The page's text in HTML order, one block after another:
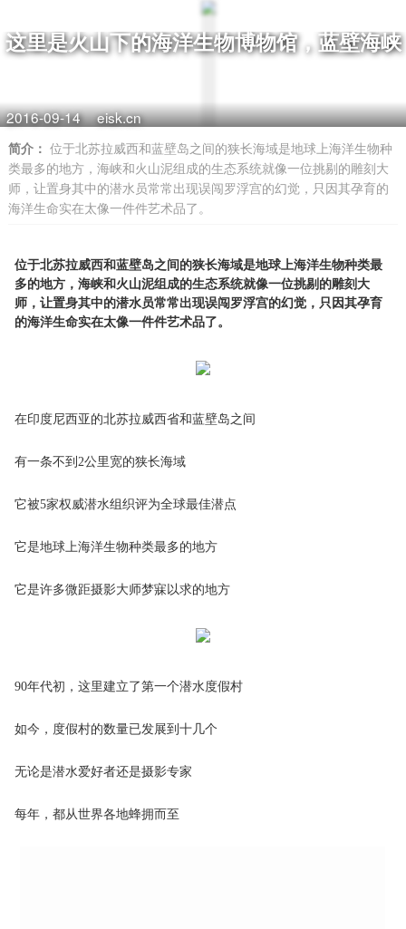
这里是火山下的海洋生物博物馆，蓝壁海峡
2016-09-14 eisk.cn
简介： 位于北苏拉威西和蓝壁岛之间的狭长海域是地球上海洋生物种
类最多的地方，海峡和火山泥组成的生态系统就像一位挑剔的雕刻大
师，让置身其中的潜水员常常出现误闯罗浮宫的幻觉，只因其孕育的
海洋生命实在太像一件件艺术品了。
位于北苏拉威西和蓝壁岛之间的狭长海域是地球上海洋生物种类最
多的地方，海峡和火山泥组成的生态系统就像一位挑剔的雕刻大
师，让置身其中的潜水员常常出现误闯罗浮宫的幻觉，只因其孕育
的海洋生命实在太像一件件艺术品了。
在印度尼西亚的北苏拉威西省和蓝壁岛之间
有一条不到2公里宽的狭长海域
它被5家权威潜水组织评为全球最佳潜点
它是地球上海洋生物种类最多的地方
它是许多微距摄影大师梦寐以求的地方
90年代初，这里建立了第一个潜水度假村
如今，度假村的数量已发展到十几个
无论是潜水爱好者还是摄影专家
每年，都从世界各地蜂拥而至